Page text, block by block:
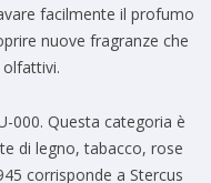
facilmente il profumo
nuove fragranze che
000. Questa categoria è
di legno, tabacco, rose
corrisponde a Stercus